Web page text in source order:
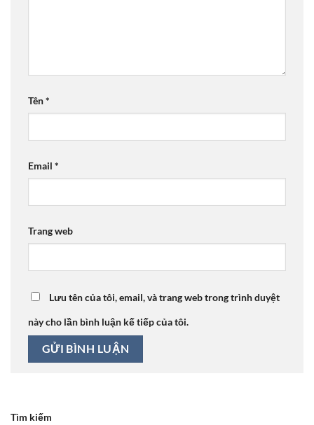
Tên*
Email *
Trang web
Lưu tên của tôi, email, và trang web trong trình duyệt
này cho lần bình luận kế tiếp của tôi.
Tìm kiếm